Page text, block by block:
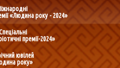
«Людина року - 2024»
премії-2024»
ювілей
року»